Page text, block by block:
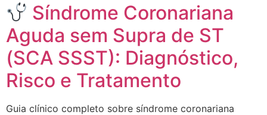
Síndrome Coronariana
Aguda sem Supra de ST
(SCA SSST): Diagnóstico,
Risco e Tratamento
Guia clínico completo sobre síndrome coronariana